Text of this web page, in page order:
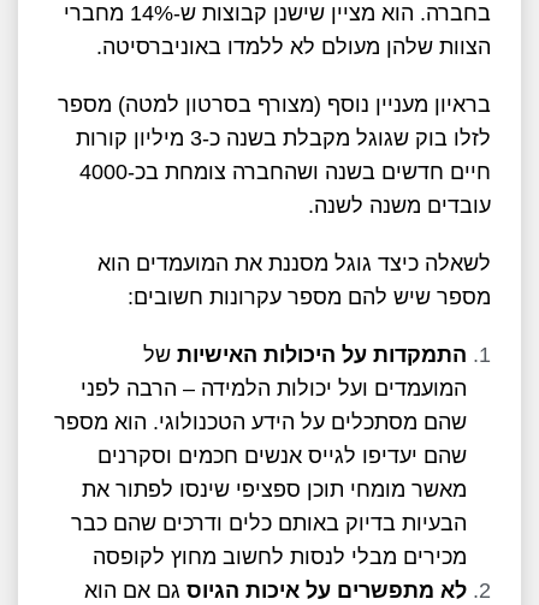
בחברה. הוא מציין שישנן קבוצות ש-14% מחברי
הצוות שלהן מעולם לא ללמדו באוניברסיטה.
בראיון מעניין נוסף (מצורף בסרטון למטה) מספר
לזלו בוק שגוגל מקבלת בשנה כ-3 מיליון קורות
חיים חדשים בשנה ושהחברה צומחת בכ-4000
עובדים משנה לשנה.
לשאלה כיצד גוגל מסננת את המועמדים הוא
מספר שיש להם מספר עקרונות חשובים:
התמקדות על היכולות האישיות של
המועמדים ועל יכולות הלמידה – הרבה לפני
שהם מסתכלים על הידע הטכנולוגי. הוא מספר
שהם יעדיפו לגייס אנשים חכמים וסקרנים
מאשר מומחי תוכן ספציפי שינסו לפתור את
הבעיות בדיוק באותם כלים ודרכים שהם כבר
מכירים מבלי לנסות לחשוב מחוץ לקופסה
לא מתפשרים על איכות הגיוס גם אם הוא